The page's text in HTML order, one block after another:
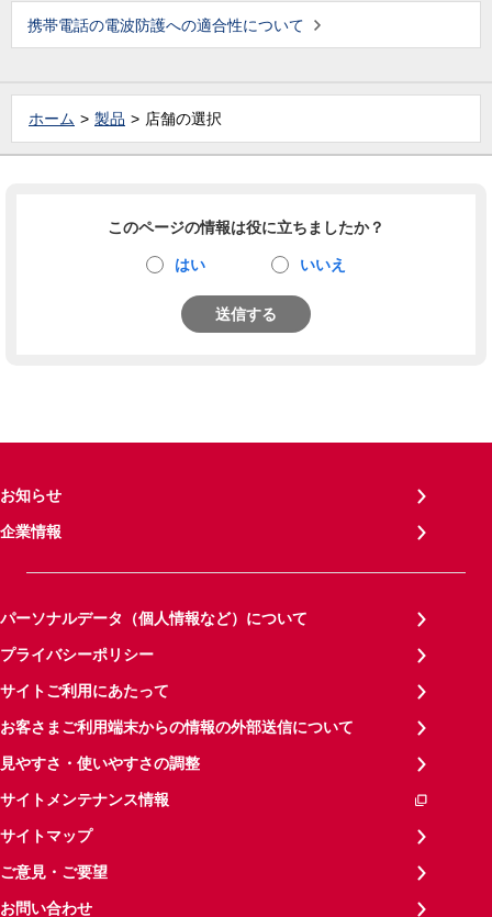
携帯電話の電波防護への適合性について
ホーム 製品 店舗の選択
このページの情報は役に立ちましたか？
はい いいえ
送信する
お知らせ
企業情報
パーソナルデータ（個人情報など）について
プライバシーポリシー
サイトご利用にあたって
お客さまご利用端末からの情報の外部送信について
見やすさ・使いやすさの調整
サイトメンテナンス情報
サイトマップ
ご意見・ご要望
お問い合わせ